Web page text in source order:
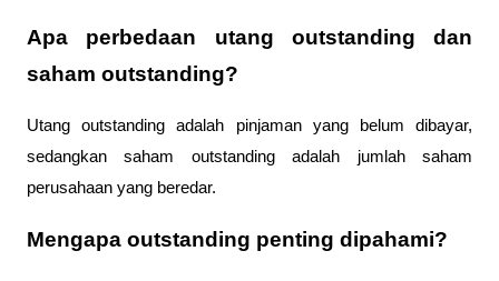
Apa perbedaan utang outstanding dan
saham outstanding?
Utang outstanding adalah pinjaman yang belum dibayar,
sedangkan saham outstanding adalah jumlah saham
perusahaan yang beredar.
Mengapa outstanding penting dipahami?